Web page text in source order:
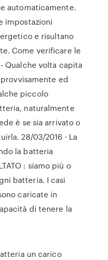
automaticamente.
impostazioni
e risultano
Come verificare le
Qualche volta capita
ed
piccolo
naturalmente
è se sia arrivato o
28/03/2016 · La
la batteria
: siamo più o
batteria. I casi
caricate in
di tenere la
un carico